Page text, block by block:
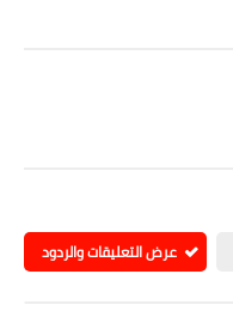
عرض التعليقات والردود